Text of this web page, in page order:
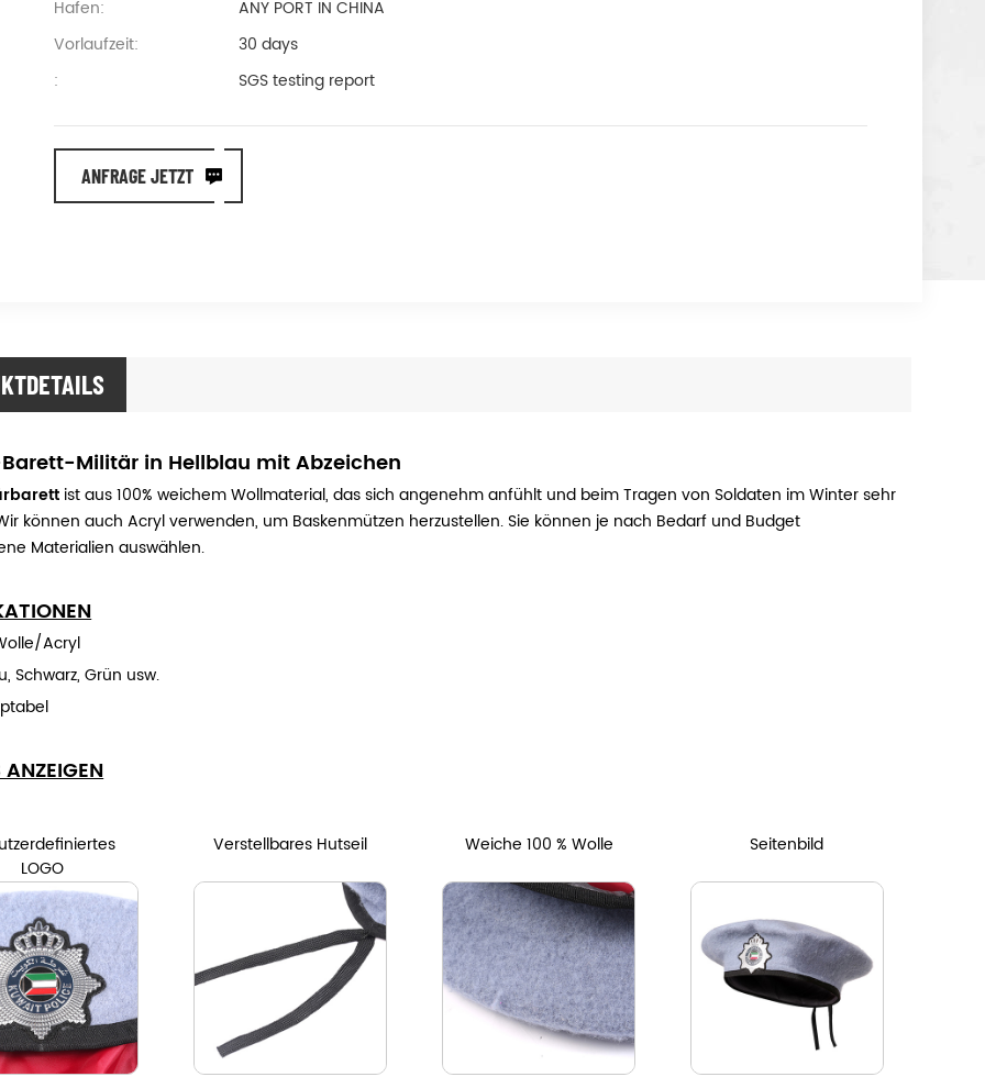
Hafen:
ANY PORT IN CHINA
Vorlaufzeit:
30 days
:
SGS testing report
ANFRAGE JETZT
Militär in Hellblau mit Abzeichen
ist aus 100% weichem Wollmaterial, das sich angenehm anfühlt und beim Tragen von Soldaten im Winter sehr
können auch Acryl verwenden, um Baskenmützen herzustellen. Sie können je nach Bedarf und Budget
Materialien auswählen.
Acryl
Schwarz, Grün usw.
LOGO
Verstellbares Hutseil Weiche 100 % Wolle Seitenbild